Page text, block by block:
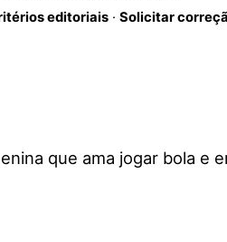
editoriais· Solicitar
que ama jogar bola